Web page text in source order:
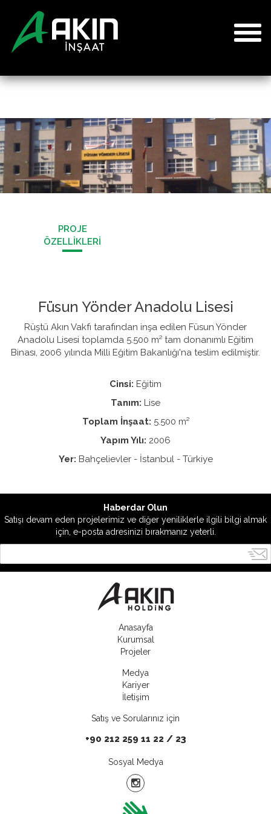
PROJE
ÖZELLİKLERİ
Füsun Yönder Anadolu Lisesi
Rüştü Akın Vakfı tarafından inşa edilen Füsun Yönder
Anadolu Lisesi toplamda 5.500 m² tam donanımlı Eğitim
Binası, 2006 yılında Milli Eğitim Bakanlığı'na teslim edilmiştir.
Cinsi: Eğitim
Tanım: Lise
Toplam İnşaat: 5.500 m²
Yapım Yılı: 2006
Yer: Bahçelievler - İstanbul - Türkiye
Haberdar Olun
Satışı devam eden projelerimiz ve diğer yeniliklerle ilgili bilgi almak
için, e-posta adresinizi bırakmanız yeterli.
Anasayfa
Kurumsal
Projeler
Medya
Kariyer
İletişim
Satış ve Sorularınız için
+90 212 259 11 22 / 23
Sosyal Medya